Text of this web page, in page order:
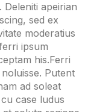
apeirian
sed ex
moderatius
ipsum
his.Ferri
Putent
ad soleat
case ludus